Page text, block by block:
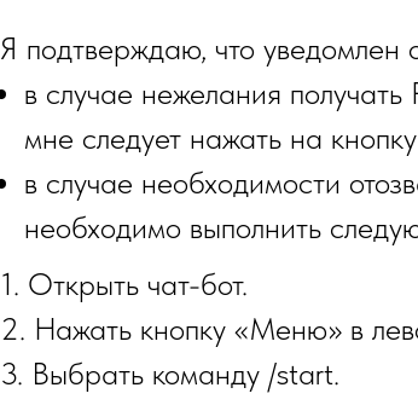
Я подтверждаю, что уведомлен
в случае нежелания
мне следует нажать на
в случае необходимости
необходимо выполнить
1. Открыть чат-бот.
2. Нажать кнопку «Меню» в
3. Выбрать команду /start.